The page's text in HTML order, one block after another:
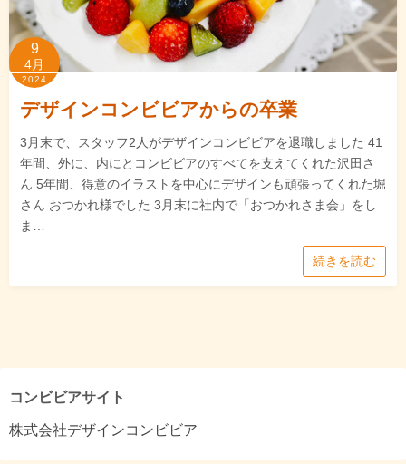
9
4月
2024
デザインコンビビアからの卒業
3月末で、スタッフ2人がデザインコンビビアを退職しました 41
年間、外に、内にとコンビビアのすべてを支えてくれた沢田さ
ん 5年間、得意のイラストを中心にデザインも頑張ってくれた堀
さん おつかれ様でした 3月末に社内で「おつかれさま会」をし
ま…
続きを読む
コンビビアサイト
株式会社デザインコンビビア